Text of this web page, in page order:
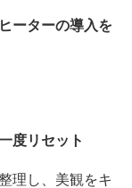
ヒーターの導入を
度リセット
理し、美観をキ